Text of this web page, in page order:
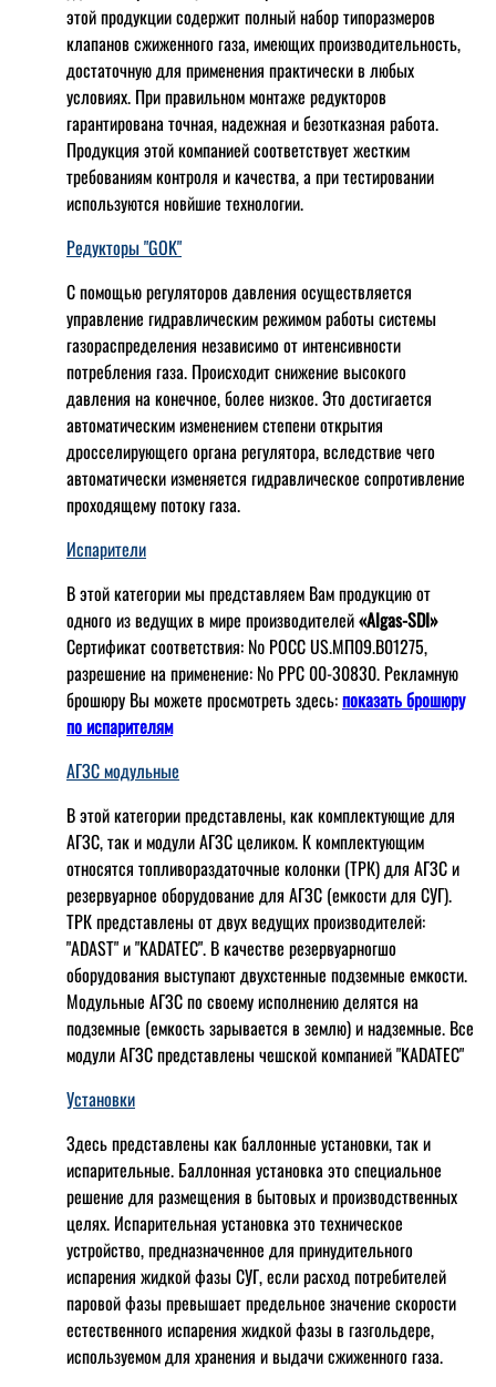
этой продукции содержит полный набор типоразмеров
клапанов сжиженного газа, имеющих производительность,
достаточную для применения практически в любых
условиях. При правильном монтаже редукторов
гарантирована точная, надежная и безотказная работа.
Продукция этой компанией соответствует жестким
требованиям контроля и качества, а при тестировании
используются новйшие технологии.
Редукторы "GOK"
С помощью регуляторов давления осуществляется
управление гидравлическим режимом работы системы
газораспределения независимо от интенсивности
потребления газа. Происходит снижение высокого
давления на конечное, более низкое. Это достигается
автоматическим изменением степени открытия
дросселирующего органа регулятора, вследствие чего
автоматически изменяется гидравлическое сопротивление
проходящему потоку газа.
Испарители
В этой категории мы представляем Вам продукцию от
одного из ведущих в мире производителей«Algas-SDI»
Сертификат соответствия: № РОСС US.МП09.В01275,
разрешение на применение: № РРС 00-30830. Рекламную
брошюру Вы можете просмотреть здесь:показать брошюру
по испарителям
АГЗС модульные
В этой категории представлены, как комплектующие для
АГЗС, так и модули АГЗС целиком. К комплектующим
относятся топливораздаточные колонки (ТРК) для АГЗС и
резервуарное оборудование для АГЗС (емкости для СУГ).
ТРК представлены от двух ведущих производителей:
"ADAST" и "KADATEC". В качестве резервуарногшо
оборудования выступают двухстенные подземные емкости.
Модульные АГЗС по своему исполнению делятся на
подземные (емкость зарывается в землю) и надземные. Все
модули АГЗС представлены чешской компанией "KADATEC"
Установки
Здесь представлены как баллонные установки, так и
испарительные. Баллонная установка это специальное
решение для размещения в бытовых и производственных
целях. Испарительная установка это техническое
устройство, предназначенное для принудительного
испарения жидкой фазы СУГ, если расход потребителей
паровой фазы превышает предельное значение скорости
естественного испарения жидкой фазы в газгольдере,
используемом для хранения и выдачи сжиженного газа.